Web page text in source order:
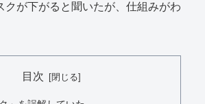
クが下がると聞いたが、仕組みがわ
目次